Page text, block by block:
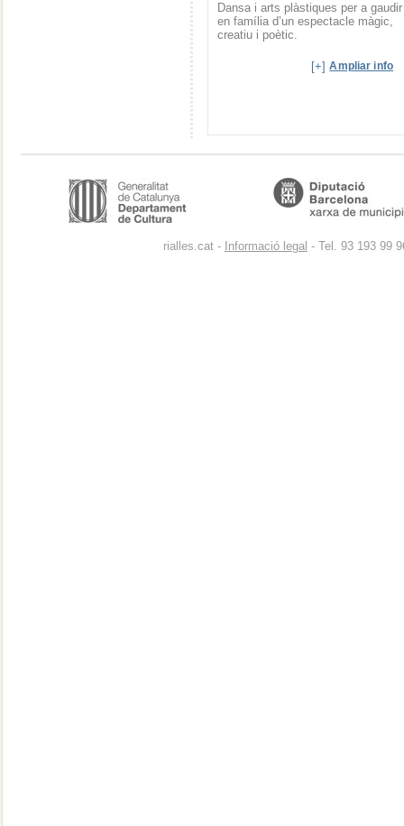
Dansa i arts plàstiques per a gaudir
en família d’un espectacle màgic,
creatiu i poètic.
[+]Ampliar info
rialles.cat - Informació legal - Tel. 93 193 99